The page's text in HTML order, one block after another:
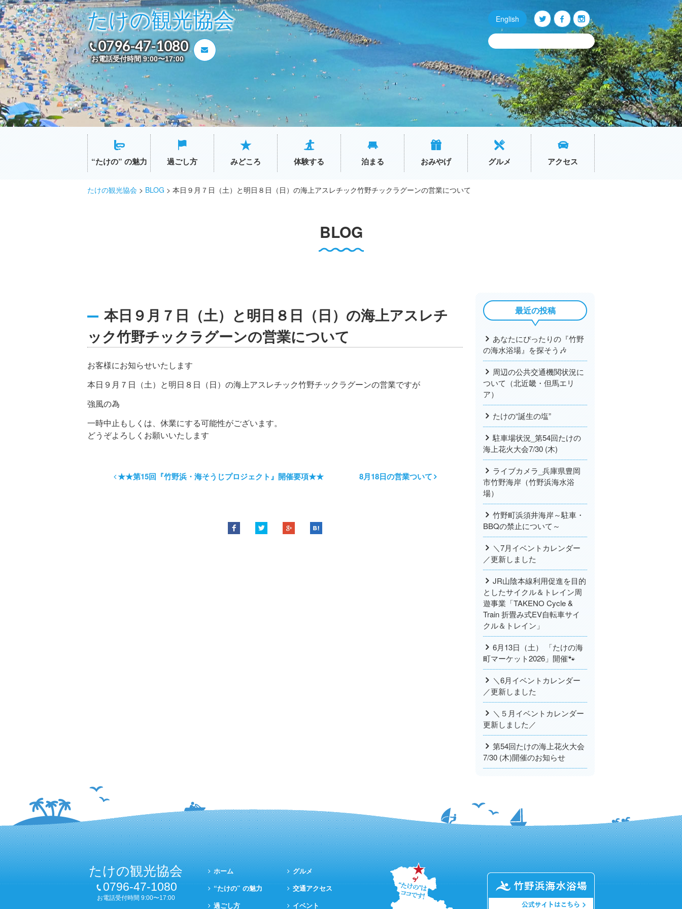
たけの観光協会
0796-47-1080
お電話受付時間 9:00〜17:00
English Q O P
“たけの” の魅力 過ごし方 みどころ 体験する 泊まる おみやげ グルメ アクセス
たけの観光協会 > BLOG > 本日９月７日（土）と明日８日（日）の海上アスレチック竹野チックラグーンの営業について
BLOG
本日９月７日（土）と明日８日（日）の海上アスレチ
ック竹野チックラグーンの営業について
お客様にお知らせいたします
本日９月７日（土）と明日８日（日）の海上アスレチック竹野チックラグーンの営業ですが
強風の為
一時中止もしくは、休業にする可能性がございます。
どうぞよろしくお願いいたします
★★第15回『竹野浜・海そうじプロジェクト』開催要項★★ 8月18日の営業ついて
最近の投稿
あなたにぴったりの『竹野
の海水浴場』を探そう🎶
周辺の公共交通機関状況に
ついて（北近畿・但馬エリ
ア）
たけの“誕生の塩”
駐車場状況_第54回たけの
海上花火大会7/30 (木)
ライブカメラ_兵庫県豊岡
市竹野海岸（竹野浜海水浴
場）
竹野町浜須井海岸～駐車・
BBQの禁止について～
＼7月イベントカレンダー
／更新しました
JR山陰本線利用促進を目的
としたサイクル＆トレイン周
遊事業「TAKENO Cycle &
Train 折畳み式EV自転車サイ
クル＆トレイン」
6月13日（土） 「たけの海
町マーケット2026」開催🐾
＼6月イベントカレンダー
／更新しました
＼５月イベントカレンダー
更新しました／
第54回たけの海上花火大会
7/30 (木)開催のお知らせ
たけの観光協会
0796-47-1080
お電話受付時間 9:00〜17:00
ホーム
“たけの” の魅力
過ごし方
グルメ
交通アクセス
イベント